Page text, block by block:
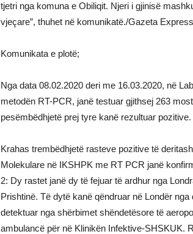
tjetri nga komuna e Obiliqit. Njeri i gjinisë
vjeçare”, thuhet në komunikatë./Gazeta Express
Komunikata e plotë;
Nga data 08.02.2020 deri me 16.03.2020, në
metodën RT-PCR, janë testuar gjithsej 263
pesëmbëdhjetë prej tyre kanë rezultuar pozitive.
Krahas trembëdhjetë rasteve pozitive të
Molekulare në IKSHPK me RT PCR janë
2: Dy rastet janë dy të fejuar të ardhur nga
Prishtinë. Të dytë kanë qëndruar në Londër
detektuar nga shërbimet shëndetësore të
ambulancë për në Klinikën Infektive-SHSKUK.